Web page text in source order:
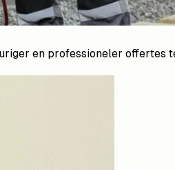
en professioneler offertes